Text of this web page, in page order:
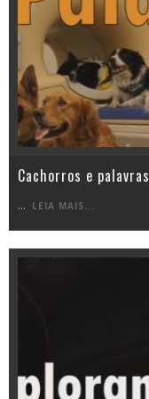
Cachorros e palavras
... LEIA MAIS...